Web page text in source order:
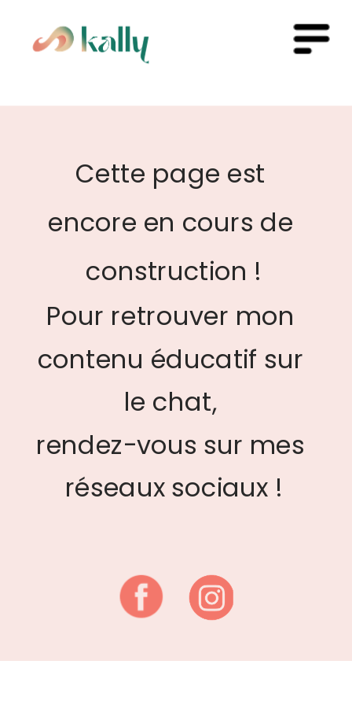
Cette page est
encore en cours de
construction !
Pour retrouver mon
contenu éducatif sur
le chat,
rendez-vous sur mes
réseaux sociaux !